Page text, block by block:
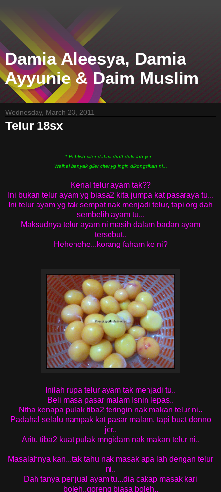
Damia Aleesya, Damia
Ayyunie & Daim Muslim
Wednesday, March 23, 2011
Telur 18sx
* Publish citer dalam draft dulu lah yer...
Walhal banyak giler citer yg ingin dikongsikan ni...
Kenal telur ayam tak??
Ini bukan telur ayam yg biasa2 kita jumpa kat pasaraya tu...
Ini telur ayam yg tak sempat nak menjadi telur, tapi org dah
sembelih ayam tu...
Maksudnya telur ayam ni masih dalam badan ayam
tersebut..
Hehehehe...korang faham ke ni?
Inilah rupa telur ayam tak menjadi tu..
Beli masa pasar malam Isnin lepas..
Ntha kenapa pulak tiba2 teringin nak makan telur ni..
Padahal selalu nampak kat pasar malam, tapi buat donno
jer..
Aritu tiba2 kuat pulak mngidam nak makan telur ni..
Masalahnya kan...tak tahu nak masak apa lah dengan telur
ni..
Dah tanya penjual ayam tu...dia cakap masak kari
boleh..goreng biasa boleh..